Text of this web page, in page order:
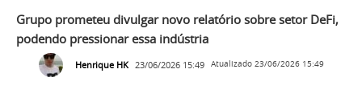
Grupo prometeu divulgar novo relatório sobre setor DeFi,
podendo pressionar essa indústria
Henrique HK 23/06/2026 15:49 Atualizado 23/06/2026 15:49